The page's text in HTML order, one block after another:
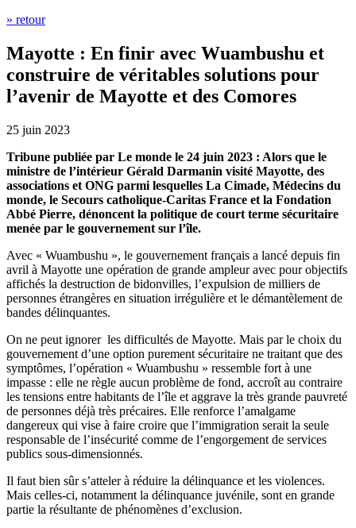
» retour
Mayotte : En finir avec Wuambushu et
construire de véritables solutions pour
l’avenir de Mayotte et des Comores
25 juin 2023
Tribune publiée par Le monde le 24 juin 2023 : Alors que le
ministre de l’intérieur Gérald Darmanin visité Mayotte, des
associations et ONG parmi lesquelles La Cimade, Médecins du
monde, le Secours catholique-Caritas France et la Fondation
Abbé Pierre, dénoncent la politique de court terme sécuritaire
menée par le gouvernement sur l’île.
Avec « Wuambushu », le gouvernement français a lancé depuis fin
avril à Mayotte une opération de grande ampleur avec pour objectifs
affichés la destruction de bidonvilles, l’expulsion de milliers de
personnes étrangères en situation irrégulière et le démantèlement de
bandes délinquantes.
On ne peut ignorer les difficultés de Mayotte. Mais par le choix du
gouvernement d’une option purement sécuritaire ne traitant que des
symptômes, l’opération « Wuambushu » ressemble fort à une
impasse : elle ne règle aucun problème de fond, accroît au contraire
les tensions entre habitants de l’île et aggrave la très grande pauvreté
de personnes déjà très précaires. Elle renforce l’amalgame
dangereux qui vise à faire croire que l’immigration serait la seule
responsable de l’insécurité comme de l’engorgement de services
publics sous-dimensionnés.
Il faut bien sûr s’atteler à réduire la délinquance et les violences.
Mais celles-ci, notamment la délinquance juvénile, sont en grande
partie la résultante de phénomènes d’exclusion.